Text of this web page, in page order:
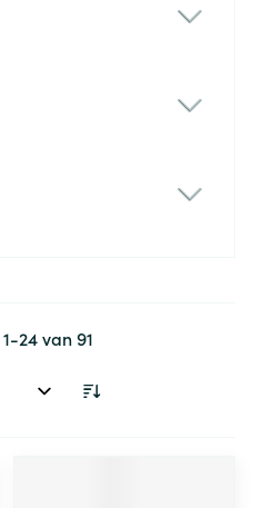
1-24van91